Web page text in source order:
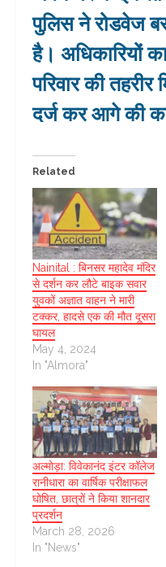
पुलिस ने रोडवेज
है। अधिकारियों
परिवार की
दर्ज कर आगे की
Related
Nainital : बिनसर महादेव मंदिर
से दर्शन कर लौटे बाइक सवार
युवकों अज्ञात वाहन ने मारी
टक्कर, हादसे एक की मौत दूसरा
घायल
May 4, 2024
In "Almora"
अल्मोड़ा: विवेकानंद इंटर कॉलेज
रानीधारा का वार्षिक परीक्षाफल
घोषित, छात्रों ने किया शानदार
प्रदर्शन
March 28, 2026
In "News"